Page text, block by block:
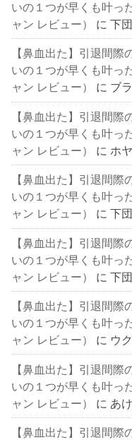
いの１つが早くも叶っ
ャン レビュー）
に下団
【鼻血出た】引退間
いの１つが早くも叶っ
ャン レビュー）
に ブ
【鼻血出た】引退間
いの１つが早くも叶っ
ャン レビュー）
に ホ
【鼻血出た】引退間
いの１つが早くも叶っ
ャン レビュー）
に下団
【鼻血出た】引退間
いの１つが早くも叶っ
ャン レビュー）
に下団
【鼻血出た】引退間
いの１つが早くも叶っ
ャン レビュー）
に ウ
【鼻血出た】引退間
いの１つが早くも叶っ
ャン レビュー）
に あ
【鼻血出た】引退間